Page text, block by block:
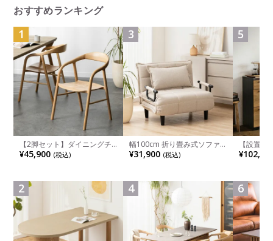
おすすめランキング
1
【2脚セット】ダイニングチ
ェア 木製 LUGA 肘付き チェ
ア 天然木 リビング椅子 板座
ュラル ブラウン 完成品
¥45,900 (税込)
2
3
幅100cm 折り畳み式ソファ
ベッド コンパクト リクライ
ニング カウチスタイル 省ス
¥31,900 (税込)
4
5
【設置
チンカウ
板 引き出
れ ウッデ
ル グレー
6